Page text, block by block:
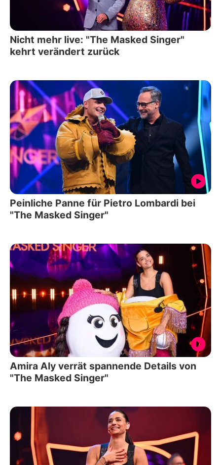
Nicht mehr live: "The Masked Singer"
kehrt verändert zurück
Peinliche Panne für Pietro Lombardi bei
"The Masked Singer"
Amira Aly verrät spannende Details von
"The Masked Singer"